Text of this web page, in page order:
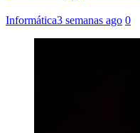
Informática3 semanas ago 0